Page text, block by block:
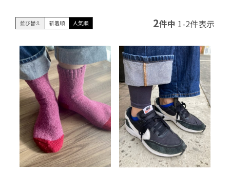
並び替え 新着順 人気順 2件中 1-2件表示